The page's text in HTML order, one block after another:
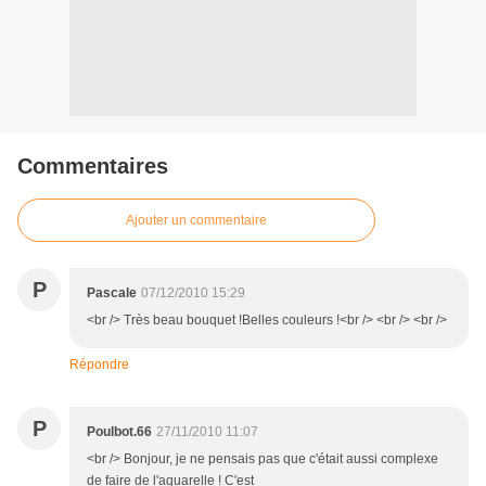
Commentaires
Ajouter un commentaire
P Pascale 07/12/2010 15:29
<br /> Très beau bouquet !Belles couleurs !<br /> <br /> <br />
Répondre
P Poulbot.66 27/11/2010 11:07
<br /> Bonjour, je ne pensais pas que c'était aussi complexe
de faire de l'aquarelle ! C'est